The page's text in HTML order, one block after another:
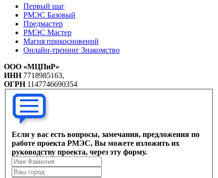
Первый шаг
РМЭС Базовый
Предмастер
РМЭС Мастер
Магия прикосновений
Онлайн-тренинг Знакомство
ООО «МЦПиР»
ИНН7718985163,
ОГРН1147746690354
Если у вас есть вопросы, замечания, предложения по
работе проекта РМЭС, Вы можете изложить их
руководству проекта, через эту форму.